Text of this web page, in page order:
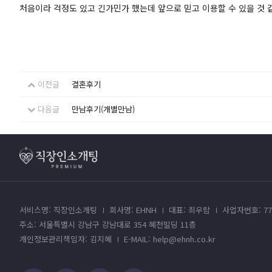
처음이라 걱정도 있고 긴가민가 했는데 앞으로 믿고 이용할 수 있을 것
이전글 결혼후기
다음글 만남후기(개별만남)
서비스명: 직장인소개팅 회사명: EHNH 대표: 최우람
사업자번호:
주소: 서울특별시 강남구 강남대로 354 혜천빌딩 11층
개인정보관리책임자: 김지혜
E-MAIL: help@ehnh.co.kr